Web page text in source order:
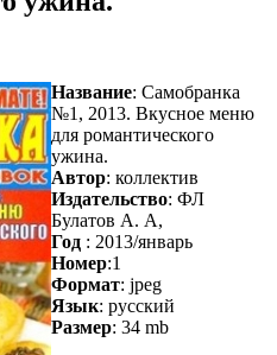
Название: Самобранка
№1, 2013. Вкусное меню
для романтического
ужина.
Автор: коллектив
Издательство: ФЛ
Булатов А. А,
Год : 2013/январь
Номер:1
Формат: jpeg
Язык: русский
Размер: 34 mb